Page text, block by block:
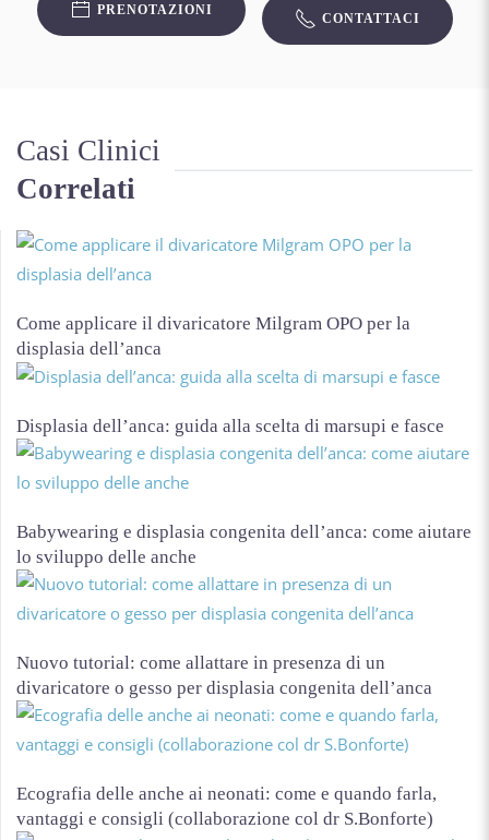
PRENOTAZIONI
CONTATTACI
Casi Clinici
Correlati
Come applicare il divaricatore Milgram OPO per la
displasia dell’anca
Displasia dell’anca: guida alla scelta di marsupi e fasce
Babywearing e displasia congenita dell’anca: come aiutare
lo sviluppo delle anche
Nuovo tutorial: come allattare in presenza di un
divaricatore o gesso per displasia congenita dell’anca
Ecografia delle anche ai neonati: come e quando farla,
vantaggi e consigli (collaborazione col dr S.Bonforte)